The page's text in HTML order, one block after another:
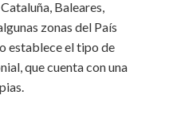
Baleares,
zonas del País
establece el tipo de
que cuenta con una